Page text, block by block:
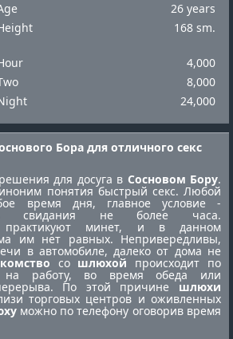
26 years
168 sm.
4,000
8,000
24,000
Бора для отличного секс
для досуга в Сосновом Бору.
понятия быстрый секс. Любой
время дня, главное условие -
свидания не более часа.
практикуют минет, и в данном
им нет равных. Непривередливы,
в автомобиле, далеко от дома не
со шлюхой происходит по
работу, во время обеда или
По этой причине шлюхи
торговых центров и оживленных
можно по телефону оговорив время